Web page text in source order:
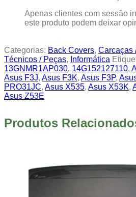
Apenas clientes com sessão
este produto podem deixar
Categorias: Back Covers, Carcaças
Técnicos / Peças, Informática
13GNMR1AP030, 14G152127110,
Asus F3J, Asus F3K, Asus F3P,
PRO31JC, Asus X535, Asus X53K,
Asus Z53E
Produtos